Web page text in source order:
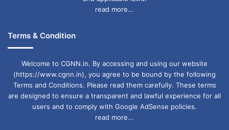
read more...
Terms & Condition
Welcome to CGNN.in. By accessing and using our website
(https://www.cgnn.in), you agree to be bound by the following
Terms and Conditions. Please read them carefully. These terms
are designed to ensure a transparent and lawful experience for all
users and to comply with Google AdSense policies.
read more...